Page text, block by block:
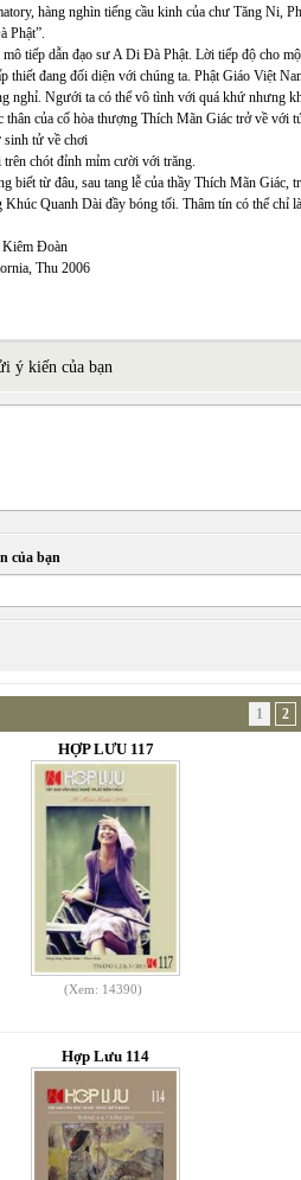
hàng nghìn tiếng cầu kinh của chư Tăng Ni,
Phật”.
mô tiếp dẫn đạo sư A Di Đà Phật. Lời tiếp độ cho
thiết đang đối diện với chúng ta. Phật Giáo Việt
nghỉ. Ngưới ta có thể vô tình với quá khứ nhưng
thân của cố hòa thượng Thích Mãn Giác trở về
sinh tử về chơi
trên chót đỉnh mỉm cười với trăng.
biết từ đâu, sau tang lễ của thầy Thích Mãn Giác,
Khúc Quanh Dài đầy bóng tối. Thâm tín có thể chỉ
Kiêm Đoàn
Thu 2006
ý kiến của bạn
của bạn
1 2
HỢP LƯU 117
(Xem: 14390)
Hợp Lưu 114